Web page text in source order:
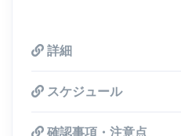
詳細
スケジュール
確認事項・注意点